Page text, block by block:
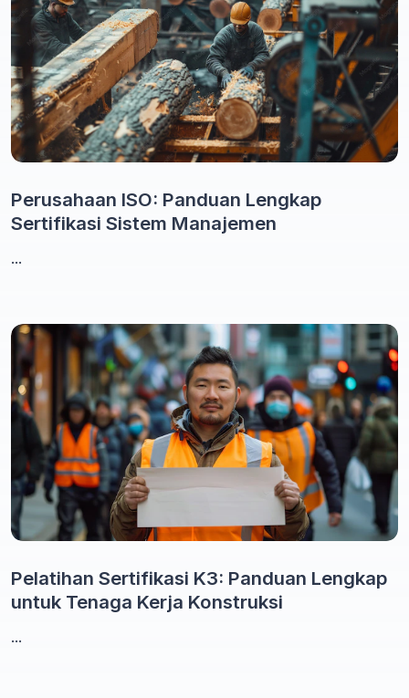
Perusahaan ISO: Panduan Lengkap
Sertifikasi Sistem Manajemen
...
Pelatihan Sertifikasi K3: Panduan Lengkap
untuk Tenaga Kerja Konstruksi
...